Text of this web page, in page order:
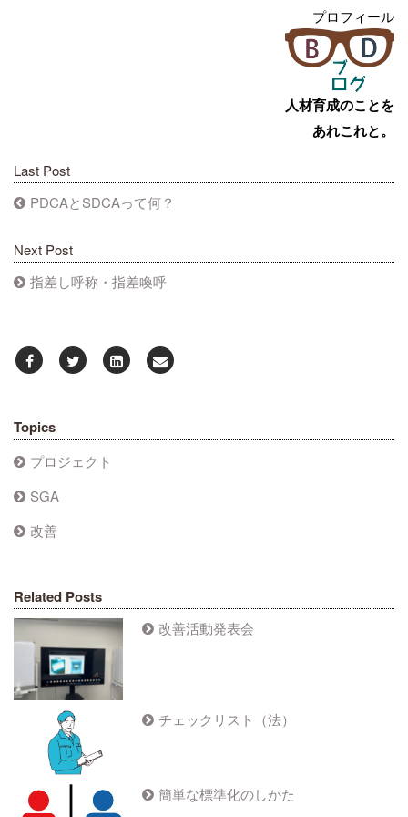
プロフィール
人材育成のことを
あれこれと。
Last Post
PDCAとSDCAって何？
Next Post
指差し呼称・指差喚呼
Topics
プロジェクト
SGA
改善
Related Posts
改善活動発表会
チェックリスト（法）
簡単な標準化のしかた